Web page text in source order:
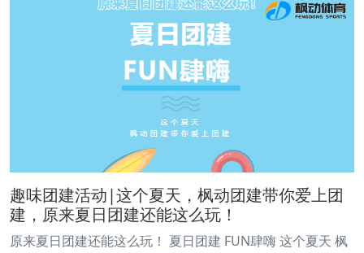
趣味团建活动|这个夏天，枫动团建带你爱上团
建，原来夏日团建还能这么玩！
原来夏日团建还能这么玩！ 夏日团建 FUN肆嗨 这个夏天 枫